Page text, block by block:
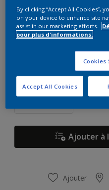
Format
Quantité
Ajouter à
Ajouter
By clicking “Accept All Cookies”,
on your device to enhance site
assist in our marketing efforts.
pour plus d'informations.
Cookies
Accept All Cookies